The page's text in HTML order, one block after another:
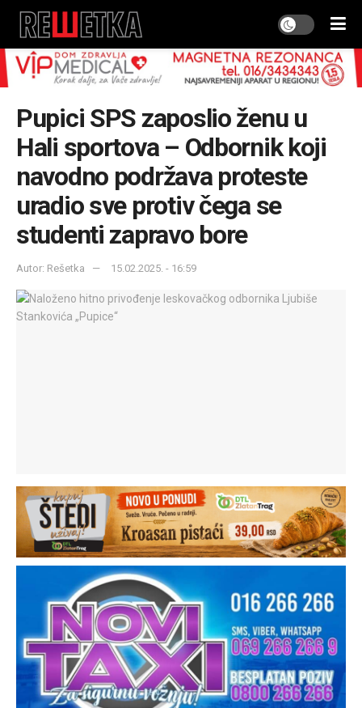
Pupici SPS zaposlio ženu u
Hali sportova – Odbornik koji
navodno podržava proteste
uradio sve protiv čega se
studenti zapravo bore
Autor: Rešetka 15.02.2025. - 16:59